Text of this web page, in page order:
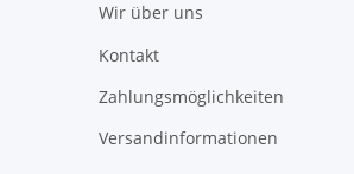
Wir über uns
Kontakt
Zahlungsmöglichkeiten
Versandinformationen